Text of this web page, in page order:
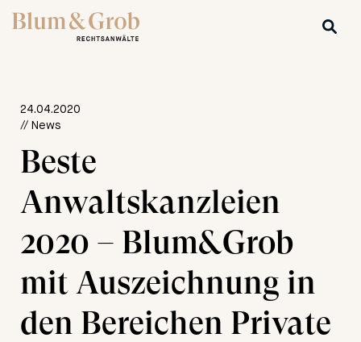
24.04.2020
// News
Beste
Anwaltskanzleien
2020 – Blum&Grob
mit Auszeichnung in
den Bereichen Private